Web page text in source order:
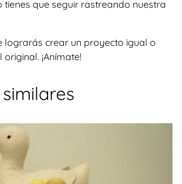
tienes que seguir rastreando nuestra
lograrás crear un proyecto igual o
¡Anímate!